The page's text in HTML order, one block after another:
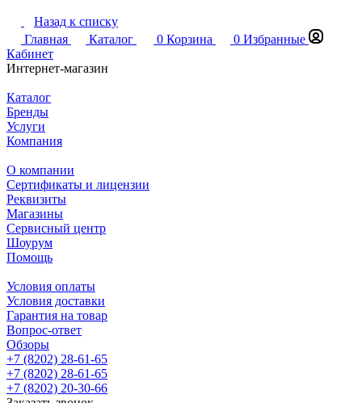
Назад к списку
Главная
Каталог 0 Корзина 0 Избранные
Кабинет
Интернет-магазин
Каталог
Бренды
Услуги
Компания
О компании
Сертификаты и лицензии
Реквизиты
Магазины
Сервисный центр
Шоурум
Помощь
Условия оплаты
Условия доставки
Гарантия на товар
Вопрос-ответ
Обзоры
+7 (8202) 28‑61-65
+7 (8202) 28‑61-65
+7 (8202) 20‑30-66